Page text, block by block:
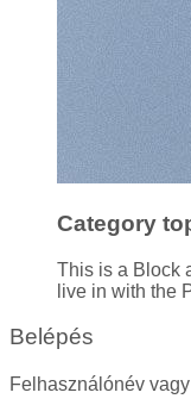
Category
This is a Block
live in with the
Belépés
Felhasználónév